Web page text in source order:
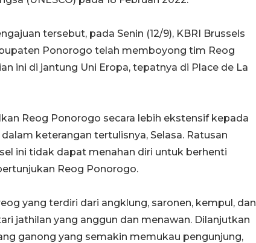
tersebut, pada Senin (12/9), KBRI Brussels
Ponorogo telah memboyong tim Reog
ini di jantung Uni Eropa, tepatnya di Place de La
Reog Ponorogo secara lebih ekstensif kepada
keterangan tertulisnya, Selasa. Ratusan
ini tidak dapat menahan diri untuk berhenti
Reog Ponorogo.
yang terdiri dari angklung, saronen, kempul, dan
jathilan yang anggun dan menawan. Dilanjutkan
ganong yang semakin memukau pengunjung,